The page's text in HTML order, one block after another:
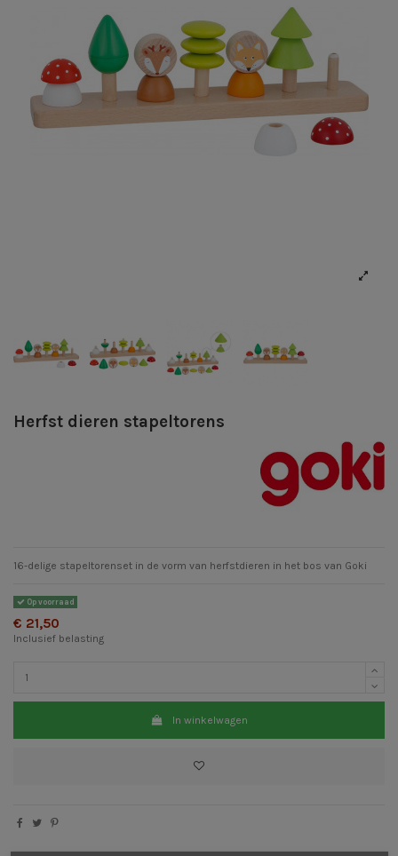
Herfst dieren stapeltorens
16-delige stapeltorenset in de vorm van herfstdieren in het bos van Goki
Op voorraad
€ 21,50
Inclusief belasting
In winkelwagen